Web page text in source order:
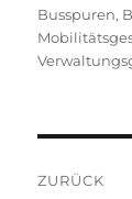
Busspuren,
ZURÜCK